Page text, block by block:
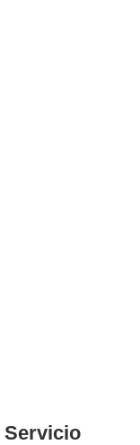
Servicio